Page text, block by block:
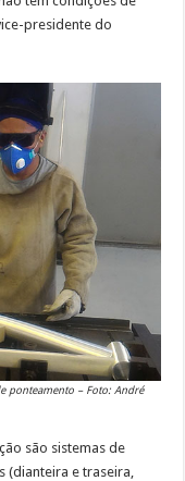
presidente do
ponteamento – Foto: André
são sistemas de
(dianteira e traseira,